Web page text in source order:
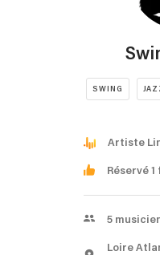
SWING
Artiste
Réservé
5
Loire